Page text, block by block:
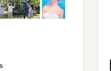
·